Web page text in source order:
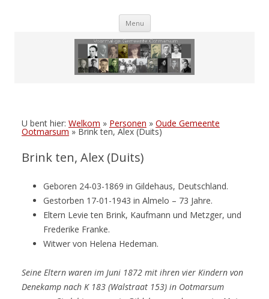
Menu Skip
U bent hier: Welkom » Personen » Oude Gemeente
Ootmarsum » Brink ten, Alex (Duits)
Brink ten, Alex (Duits)
Geboren 24-03-1869 in Gildehaus, Deutschland.
Gestorben 17-01-1943 in Almelo – 73 Jahre.
Eltern Levie ten Brink, Kaufmann und Metzger, und
Frederike Franke.
Witwer von Helena Hedeman.
Seine Eltern waren im Juni 1872 mit ihren vier Kindern von
Denekamp nach K 183 (Walstraat 153) in Ootmarsum